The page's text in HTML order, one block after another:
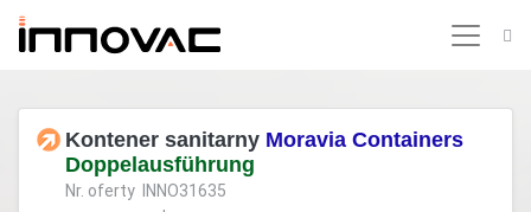
Kontener sanitarny Moravia Containers
Doppelausführung
Nr. oferty INNO31635